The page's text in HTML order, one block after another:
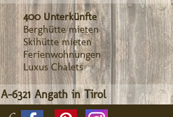
400 Unterkünfte
Berghütte mieten
Skihütte mieten
Ferienwohnungen
Luxus Chalets
A-6321 Angath in Tirol